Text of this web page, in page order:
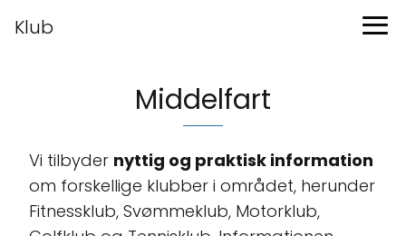
Klub
Middelfart
Vi tilbyder nyttig og praktisk information
om forskellige klubber i området, herunder
Fitnessklub, Svømmeklub, Motorklub,